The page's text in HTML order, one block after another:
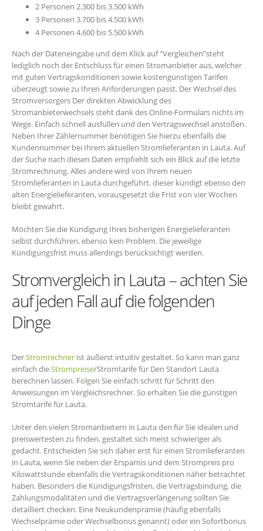
2 Personen 2.300 bis 3.500 kWh
3 Personen 3.700 bis 4.500 kWh
4 Personen 4.600 bis 5.500 kWh
Nach der Dateneingabe und dem Klick auf “Vergleichen”steht
lediglich noch der Entschluss für einen Stromanbieter aus, welcher
mit guten Vertragskonditionen sowie kostengünstigen Tarifen
überzeugt sowie zu Ihren Anforderungen passt. Der Wechsel des
Stromversorgers Der direkten Abwicklung des
Stromanbieterwechsels steht dank des Online-Formulars nichts im
Wege. Einfach schnell ausfüllen und den Vertragswechsel anstoßen.
Neben Ihrer Zählernummer benötigen Sie hierzu ebenfalls die
Kundennummer bei Ihrem aktuellen Stromlieferanten in Lauta. Auf
der Suche nach diesen Daten empfiehlt sich ein Blick auf die letzte
Stromrechnung. Alles andere wird von Ihrem neuen
Stromlieferanten in Lauta durchgeführt, dieser kündigt ebenso den
alten Energielieferanten, vorausgesetzt die Frist von vier Wochen
bleibt gewahrt.
Möchten Sie die Kündigung Ihres bisherigen Energielieferanten
selbst durchführen, ebenso kein Problem. Die jeweilige
Kündigungsfrist muss allerdings berücksichtigt werden.
Stromvergleich in Lauta – achten Sie
auf jeden Fall auf die folgenden
Dinge
DerStromrechner ist äußerst intuitiv gestaltet. So kann man ganz
einfach dieStrompreise/Stromtarife für Den Standort Lauta
berechnen lassen. Folgen Sie einfach schritt für Schritt den
Anweisungen im Vergleichsrechner. So erhalten Sie die günstigen
Stromtarife für Lauta.
Unter den vielen Stromanbietern in Lauta den für Sie idealen und
preiswertesten zu finden, gestaltet sich meist schwieriger als
gedacht. Entscheiden Sie sich daher erst für einen Stromlieferanten
in Lauta, wenn Sie neben der Ersparnis und dem Strompreis pro
Kilowattstunde ebenfalls die Vertragskonditionen näher betrachtet
haben. Besonders die Kündigungsfristen, die Vertragsbindung, die
Zahlungsmodalitäten und die Vertragsverlängerung sollten Sie
detailliert checken. Eine Neukundenprämie (häufig ebenfalls
Wechselprämie oder Wechselbonus genannt) oder ein Sofortbonus